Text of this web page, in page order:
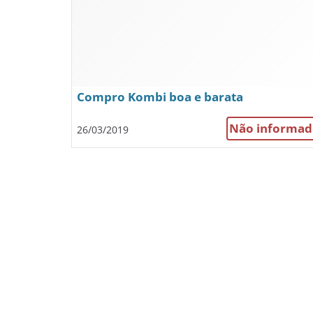
Compro Kombi boa e barata
26/03/2019 Não